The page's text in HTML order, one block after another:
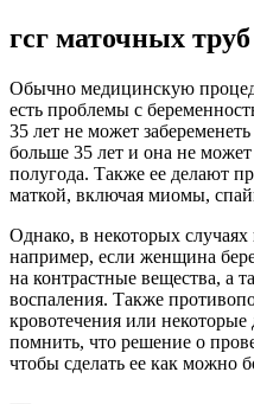
гсг маточных труб
Обычно медицинскую
есть проблемы с
35 лет не может
больше 35 лет и она не может
полугода. Также ее делают
маткой, включая миомы,
Однако, в некоторых
например, если женщина
на контрастные вещества, а
воспаления. Также
кровотечения или
помнить, что решение о
чтобы сделать ее как можно